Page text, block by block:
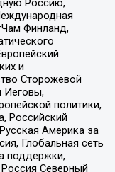
Россию,
Финланд,
и
Сторожевой
Иеговы,
политики,
Российский
Америка за
Глобальная сеть
поддержки,
Северный